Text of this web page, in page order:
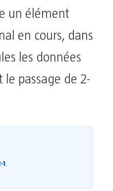
un élément
en cours, dans
les données
passage de 2-
1.